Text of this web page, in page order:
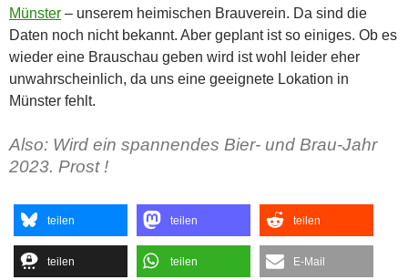
Münster – unserem heimischen Brauverein. Da sind die
Daten noch nicht bekannt. Aber geplant ist so einiges. Ob es
wieder eine Brauschau geben wird ist wohl leider eher
unwahrscheinlich, da uns eine geeignete Lokation in
Münster fehlt.
Also: Wird ein spannendes Bier- und Brau-Jahr
2023. Prost !
teilen teilen teilen
teilen teilen E-Mail